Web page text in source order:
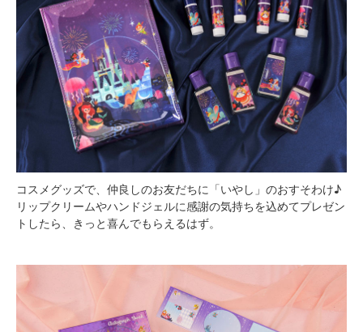
コスメグッズで、仲良しのお友だちに「いやし」のおすそわけ♪
リップクリームやハンドジェルに感謝の気持ちを込めてプレゼン
トしたら、きっと喜んでもらえるはず。